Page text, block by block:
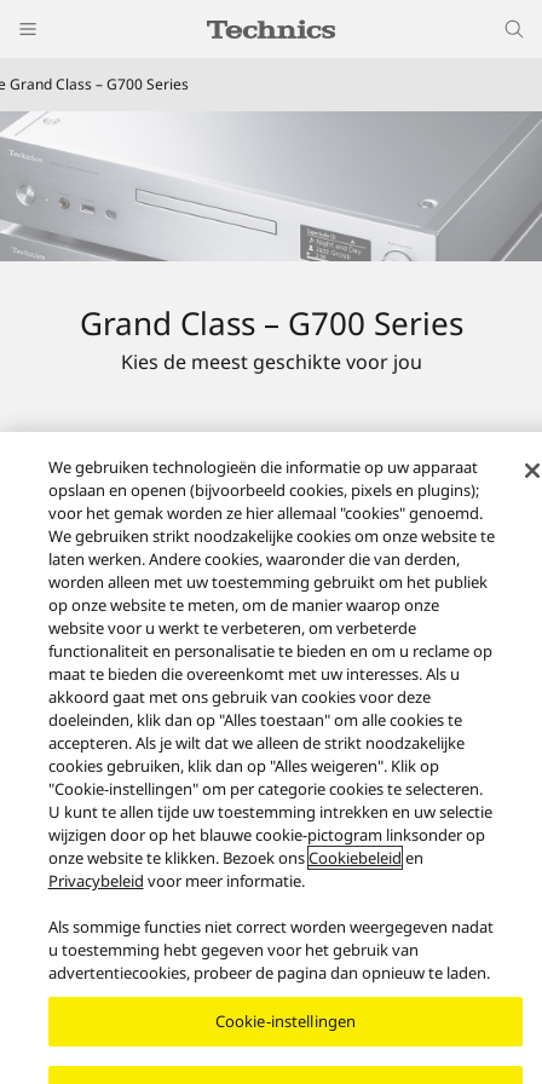
Grand Class – G700 Series
Kies de meest geschikte voor jou
Grand Class – G700 Series
Producten Grand Class Grand Class – G700 Series
Facebook X
YouTube
Gebruiksvoorwaarden
Mededeling bescherming persoonsgegevens
Contact
Cookiebeleid
Toegankelijkheid Rapporteren
EU Data Act
Wettelijke Garantie
Copyright © 2026 Panasonic Netherlands Branch Of Panasonic Marketing
Europe Alle rechten voorbehouden.
We gebruiken technologieën die informatie op uw apparaat
opslaan en openen (bijvoorbeeld cookies, pixels en plugins);
voor het gemak worden ze hier allemaal "cookies" genoemd.
We gebruiken strikt noodzakelijke cookies om onze website te
laten werken. Andere cookies, waaronder die van derden,
worden alleen met uw toestemming gebruikt om het publiek
op onze website te meten, om de manier waarop onze
website voor u werkt te verbeteren, om verbeterde
functionaliteit en personalisatie te bieden en om u reclame op
maat te bieden die overeenkomt met uw interesses. Als u
akkoord gaat met ons gebruik van cookies voor deze
doeleinden, klik dan op "Alles toestaan" om alle cookies te
accepteren. Als je wilt dat we alleen de strikt noodzakelijke
cookies gebruiken, klik dan op "Alles weigeren". Klik op
"Cookie-instellingen" om per categorie cookies te selecteren.
U kunt te allen tijde uw toestemming intrekken en uw selectie
wijzigen door op het blauwe cookie-pictogram linksonder op
onze website te klikken. Bezoek onsCookiebeleid en
Privacybeleid voor meer informatie.
Als sommige functies niet correct worden weergegeven nadat
u toestemming hebt gegeven voor het gebruik van
advertentiecookies, probeer de pagina dan opnieuw te laden.
Cookie-instellingen